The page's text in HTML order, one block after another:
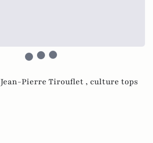
Jean-Pierre Tirouflet , culture tops